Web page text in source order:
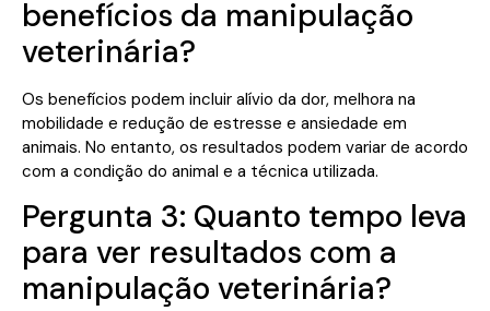
benefícios da manipulação
veterinária?
Os benefícios podem incluir alívio da dor, melhora na
mobilidade e redução de estresse e ansiedade em
animais. No entanto, os resultados podem variar de acordo
com a condição do animal e a técnica utilizada.
Pergunta 3: Quanto tempo leva
para ver resultados com a
manipulação veterinária?